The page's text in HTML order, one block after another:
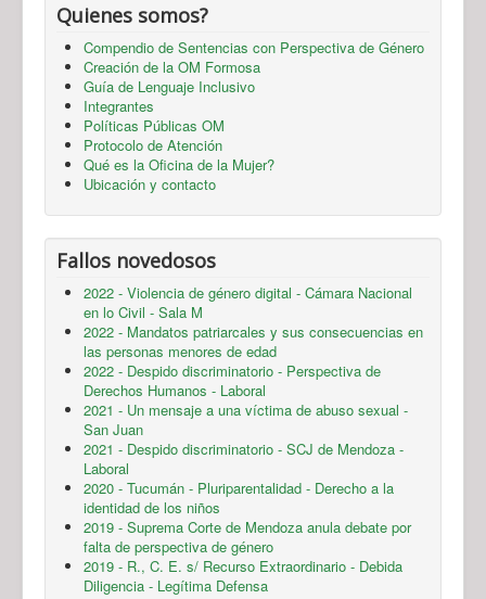
Quienes somos?
Compendio de Sentencias con Perspectiva de Género
Creación de la OM Formosa
Guía de Lenguaje Inclusivo
Integrantes
Políticas Públicas OM
Protocolo de Atención
Qué es la Oficina de la Mujer?
Ubicación y contacto
Fallos novedosos
2022 - Violencia de género digital - Cámara Nacional
en lo Civil - Sala M
2022 - Mandatos patriarcales y sus consecuencias en
las personas menores de edad
2022 - Despido discriminatorio - Perspectiva de
Derechos Humanos - Laboral
2021 - Un mensaje a una víctima de abuso sexual -
San Juan
2021 - Despido discriminatorio - SCJ de Mendoza -
Laboral
2020 - Tucumán - Pluriparentalidad - Derecho a la
identidad de los niños
2019 - Suprema Corte de Mendoza anula debate por
falta de perspectiva de género
2019 - R., C. E. s/ Recurso Extraordinario - Debida
Diligencia - Legítima Defensa